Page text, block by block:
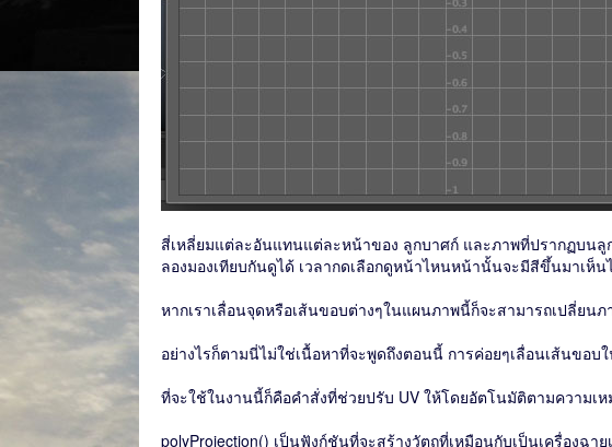
สี่เหลี่ยมแต่ละอันแทนแต่ละหน้าของ ลูกบาศก์ และภาพที่ปรากฏบนลู
ลองมองเทียบกันดูได้ เวลากดเลือกดูหน้าไหนหน้านั้นจะมีสีขึ้นมาเห็น
หากเราเลื่อนจุดหรือเส้นขอบต่างๆในแผนภาพนี้ก็จะสามารถเปลี่ยน
อย่างไรก็ตามนี่ไม่ใช่เนื้อหาที่จะพูดถึงตอนนี้ การค่อยๆเลื่อนเส้นขอ
ที่จะใช้ในงานนี้ก็คือคำสั่งที่ช่วยปรับ UV ให้โดยอัตโนมัติตามความเ
polyProjection() เป็นฟังก์ชันที่จะสร้างวัตถุที่เหมือนกับเป็นเครื่องฉา